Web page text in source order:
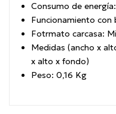
Consumo de
Funcionamiento con
Fotrmato carcasa:
Medidas (ancho x
x alto x fondo)
Peso: 0,16 Kg